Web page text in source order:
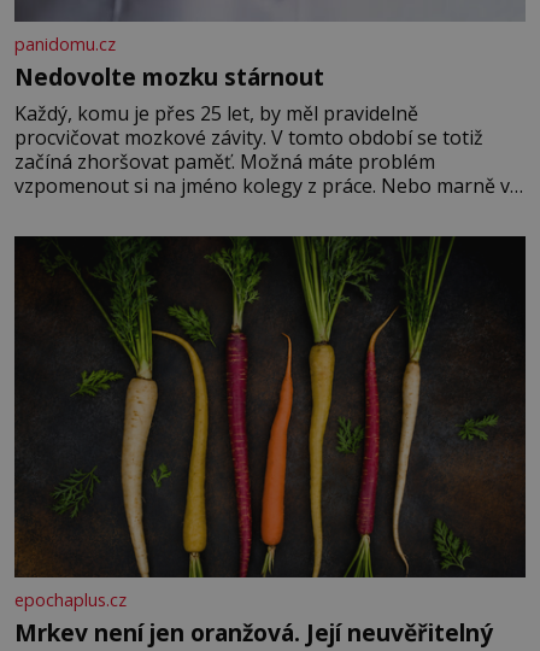
panidomu.cz
Nedovolte mozku stárnout
Každý, komu je přes 25 let, by měl pravidelně
procvičovat mozkové závity. V tomto období se totiž
začíná zhoršovat paměť. Možná máte problém
vzpomenout si na jméno kolegy z práce. Nebo marně v
Je to opravdu tak, s věkem jako kdyby se paměť
rozhodla stávkovat. Cvičte
epochaplus.cz
Mrkev není jen oranžová. Její neuvěřitelný